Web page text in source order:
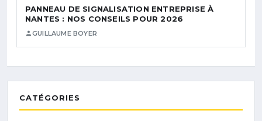
PANNEAU DE SIGNALISATION ENTREPRISE À
NANTES : NOS CONSEILS POUR 2026
GUILLAUME BOYER
CATÉGORIES